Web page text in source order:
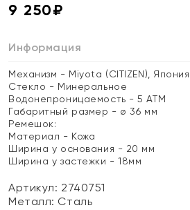
9 250₽
Информация
Механизм - Miyota (CITIZEN), Япония
Стекло - Минеральное
Водонепроницаемость - 5 ATM
Габаритный размер - ø 36 мм
Ремешок:
Материал - Кожа
Ширина у основания - 20 мм
Ширина у застежки - 18мм
Артикул: 2740751
Металл: Сталь